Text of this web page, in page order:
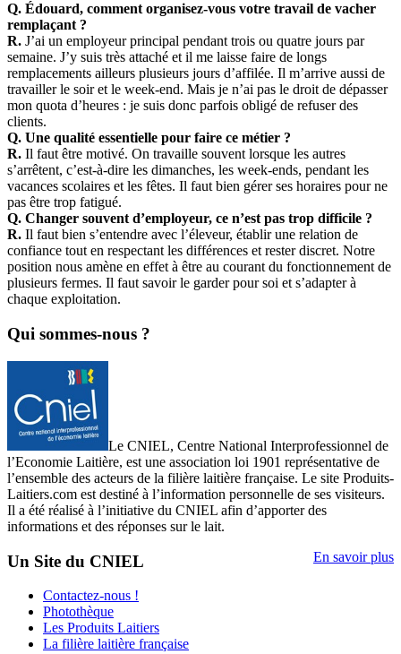
Q. Édouard, comment organisez-vous votre travail de vacher
remplaçant ?
R. J’ai un employeur principal pendant trois ou quatre jours par
semaine. J’y suis très attaché et il me laisse faire de longs
remplacements ailleurs plusieurs jours d’affilée. Il m’arrive aussi de
travailler le soir et le week-end. Mais je n’ai pas le droit de dépasser
mon quota d’heures : je suis donc parfois obligé de refuser des
clients.
Q. Une qualité essentielle pour faire ce métier ?
R. Il faut être motivé. On travaille souvent lorsque les autres
s’arrêtent, c’est-à-dire les dimanches, les week-ends, pendant les
vacances scolaires et les fêtes. Il faut bien gérer ses horaires pour ne
pas être trop fatigué.
Q. Changer souvent d’employeur, ce n’est pas trop difficile ?
R. Il faut bien s’entendre avec l’éleveur, établir une relation de
confiance tout en respectant les différences et rester discret. Notre
position nous amène en effet à être au courant du fonctionnement de
plusieurs fermes. Il faut savoir le garder pour soi et s’adapter à
chaque exploitation.
Qui sommes-nous ?
Le CNIEL, Centre National Interprofessionnel de
l’Economie Laitière, est une association loi 1901 représentative de
l’ensemble des acteurs de la filière laitière française. Le site Produits-
Laitiers.com est destiné à l’information personnelle de ses visiteurs.
Il a été réalisé à l’initiative du CNIEL afin d’apporter des
informations et des réponses sur le lait.
En savoir plus
Un Site du CNIEL
Contactez-nous !
Photothèque
Les Produits Laitiers
La filière laitière française